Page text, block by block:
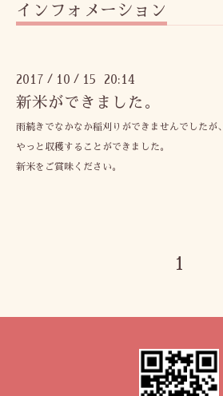
インフォメーション
2017 / 10 / 15 20:14
新米ができました。
雨続きでなかなか稲刈りができませんでしたが、
やっと収穫することができました。
新米をご賞味ください。
1